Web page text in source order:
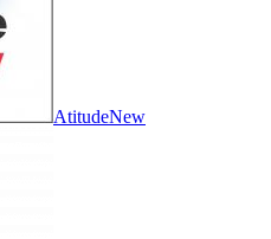
AtitudeNew